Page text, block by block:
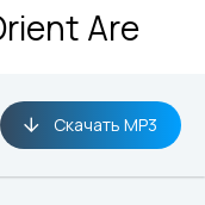
Are
Скачать MP3